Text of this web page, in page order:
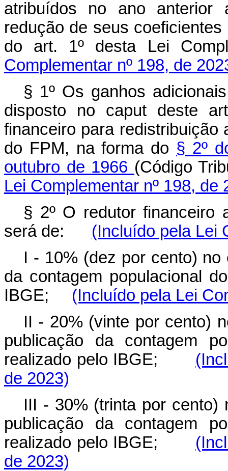
atribuídos no ano anterior
redução de seus
do art. 1º desta Lei
Complementar nº 198, de
§ 1º Os ganhos
disposto no caput deste
financeiro para redistribuição
do FPM, na forma do § 2º
outubro de 1966 (Código
Lei Complementar nº 198, de
§ 2º O redutor financeiro
será de: (Incluído pela Lei
I - 10% (dez por cento)
da contagem populacional
IBGE; (Incluído pela Lei
II - 20% (vinte por cento)
publicação da contagem
realizado pelo IBGE;
de 2023)
III - 30% (trinta por cento)
publicação da contagem
realizado pelo IBGE;
de 2023)